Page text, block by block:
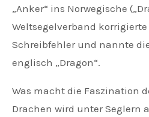
„Anker“ ins Norwegische
Weltsegelverband
Schreibfehler und nannte
englisch „Dragon“.
Was macht die Faszination
Drachen wird unter Seglern